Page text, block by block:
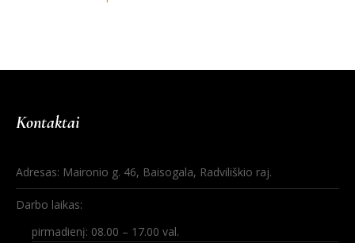
Kontaktai
Adresas: Maironio g. 46, Baisogala, Radviliškio raj.
Darbo laikas:
pirmadienį: 08.00 – 17.00 val.